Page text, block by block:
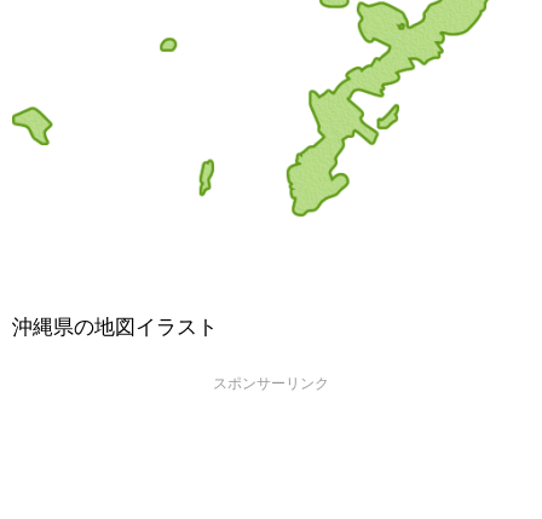
沖縄県の地図イラスト
スポンサーリンク